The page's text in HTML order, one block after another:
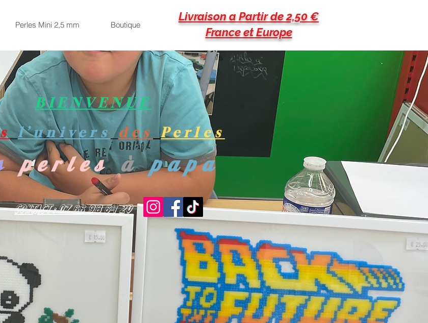
Perles Mini 2,5 mm Boutique
Livraison a Partir de 2,50 €
France et Europe
BIENVENUE
l’univers des Perles
perles à papa
Contact : 07 66 98 64 20